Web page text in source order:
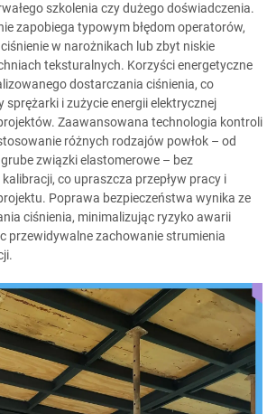
szkolenia czy dużego doświadczenia.
zapobiega typowym błędom operatorów,
w narożnikach lub zbyt niskie
teksturalnych. Korzyści energetyczne
dostarczania ciśnienia, co
sprężarki i zużycie energii elektrycznej
Zaawansowana technologia kontroli
różnych rodzajów powłok – od
związki elastomerowe – bez
co upraszcza przepływ pracy i
Poprawa bezpieczeństwa wynika ze
ciśnienia, minimalizując ryzyko awarii
przewidywalne zachowanie strumienia